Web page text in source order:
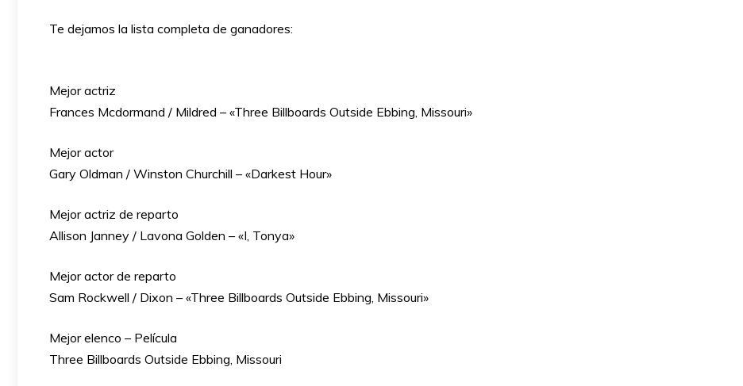
Te dejamos la lista completa de ganadores:
Mejor actriz
Frances Mcdormand / Mildred – «Three Billboards Outside Ebbing, Missouri»
Mejor actor
Gary Oldman / Winston Churchill – «Darkest Hour»
Mejor actriz de reparto
Allison Janney / Lavona Golden – «I, Tonya»
Mejor actor de reparto
Sam Rockwell / Dixon – «Three Billboards Outside Ebbing, Missouri»
Mejor elenco – Película
Three Billboards Outside Ebbing, Missouri